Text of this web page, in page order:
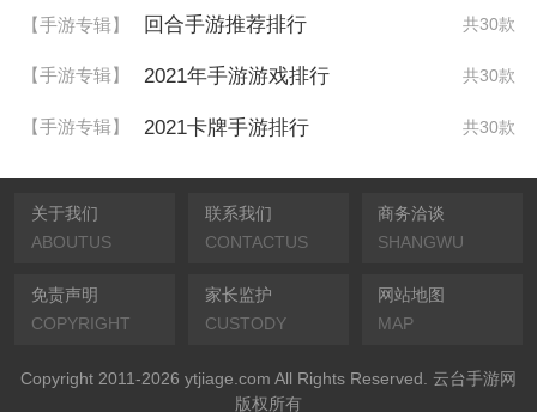
【手游专辑】 回合手游推荐排行 共30款
【手游专辑】 2021年手游游戏排行 共30款
【手游专辑】 2021卡牌手游排行 共30款
关于我们
ABOUTUS
联系我们
CONTACTUS
商务洽谈
SHANGWU
免责声明
COPYRIGHT
家长监护
CUSTODY
网站地图
MAP
Copyright 2011-2026 ytjiage.com All Rights Reserved. 云台手游网
版权所有